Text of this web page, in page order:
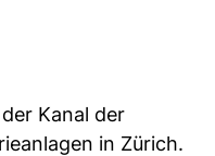
Kanal der
in Zürich.